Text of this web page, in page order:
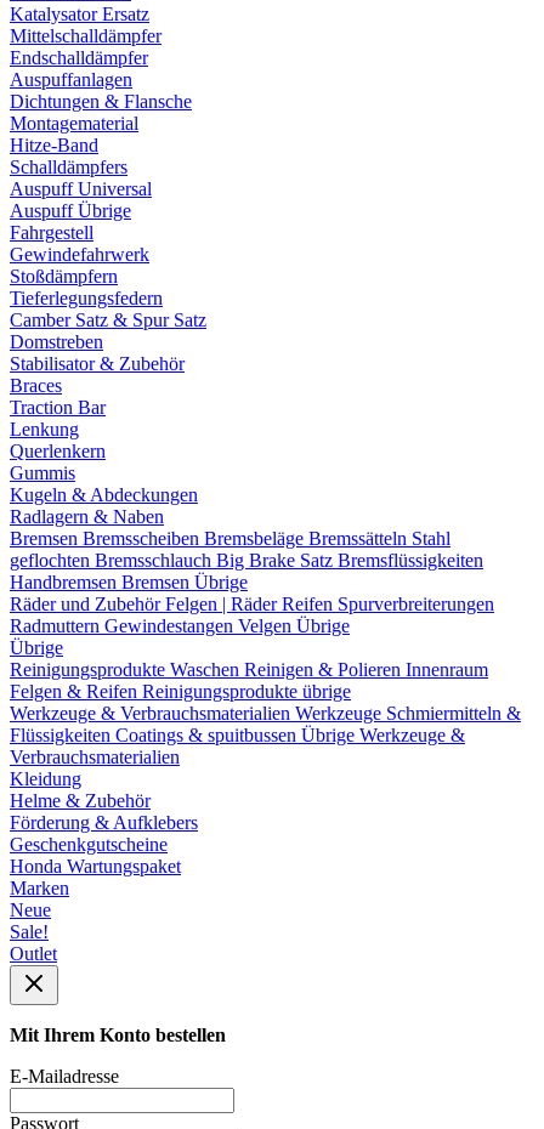
Katalysator Ersatz
Mittelschalldämpfer
Endschalldämpfer
Auspuffanlagen
Dichtungen & Flansche
Montagematerial
Hitze-Band
Schalldämpfers
Auspuff Universal
Auspuff Übrige
Fahrgestell
Gewindefahrwerk
Stoßdämpfern
Tieferlegungsfedern
Camber Satz & Spur Satz
Domstreben
Stabilisator & Zubehör
Braces
Traction Bar
Lenkung
Querlenkern
Gummis
Kugeln & Abdeckungen
Radlagern & Naben
Bremsen Bremsscheiben Bremsbeläge Bremssätteln Stahl
geflochten Bremsschlauch Big Brake Satz Bremsflüssigkeiten
Handbremsen Bremsen Übrige
Räder und ZubehörFelgen | RäderReifen Spurverbreiterungen
Radmuttern Gewindestangen Velgen Übrige
Übrige
Reinigungsprodukte Waschen Reinigen & Polieren Innenraum
Felgen & Reifen Reinigungsprodukte übrige
Werkzeuge & Verbrauchsmaterialien Werkzeuge Schmiermitteln &
Flüssigkeiten Coatings & spuitbussen Übrige Werkzeuge &
Verbrauchsmaterialien
Kleidung
Helme & Zubehör
Förderung & Aufklebers
Geschenkgutscheine
Honda Wartungspaket
Marken
Neue
Sale!
Outlet
Mit Ihrem Konto bestellen
E-Mailadresse
Passwort